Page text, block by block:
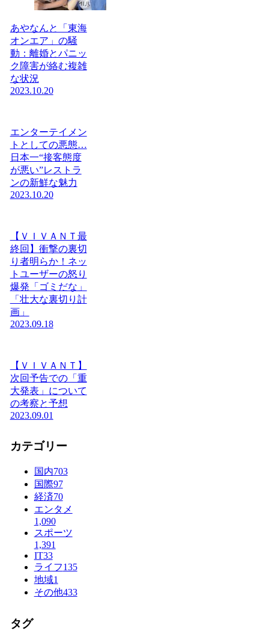
あやなんと「東海
オンエア」の騒
動：離婚とパニッ
ク障害が絡む複雑
な状況
2023.10.20
エンターテイメン
トとしての悪態…
日本一“接客態度
が悪い”レストラ
ンの新鮮な魅力
2023.10.20
【ＶＩＶＡＮＴ最
終回】衝撃の裏切
り者明らか！ネッ
トユーザーの怒り
爆発「ゴミだな」
「壮大な裏切り計
画」
2023.09.18
【ＶＩＶＡＮＴ】
次回予告での「重
大発表」について
の考察と予想
2023.09.01
カテゴリー
国内703
国際97
経済70
エンタメ
1,090
スポーツ
1,391
IT33
ライフ135
地域1
その他433
タグ